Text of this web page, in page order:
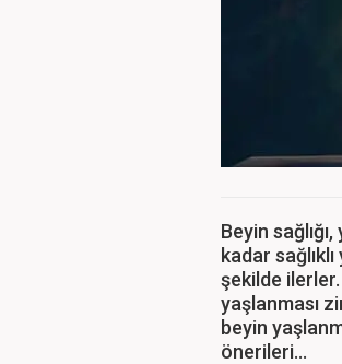
Beyin
kadar
şekilde ilerler.
yaşlanması
beyin
önerileri…